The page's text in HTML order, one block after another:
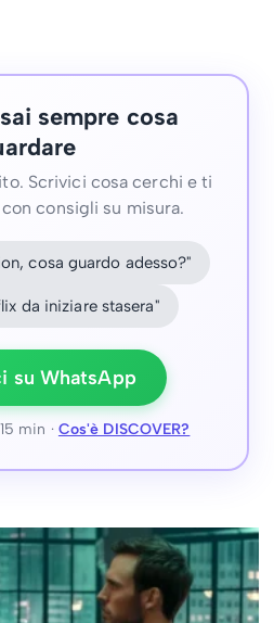
sempre cosa
Scrivici cosa cerchi e ti
consigli su misura.
cosa guardo adesso?"
da iniziare stasera"
su WhatsApp
min · Cos'è DISCOVER?